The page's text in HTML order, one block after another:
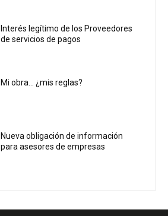
Interés legítimo de los Proveedores
de servicios de pagos
Mi obra… ¿mis reglas?
Nueva obligación de información
para asesores de empresas